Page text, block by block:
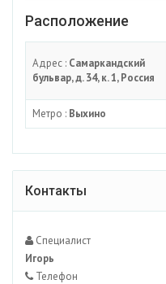
Расположение
Адрес : Самаркандский
бульвар, д. 34, к. 1, Россия
Метро : Выхино
Контакты
Специалист
Игорь
Телефон